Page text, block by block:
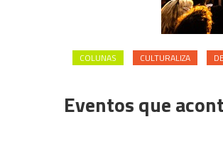
COLUNAS CULTURALIZA
Eventos que